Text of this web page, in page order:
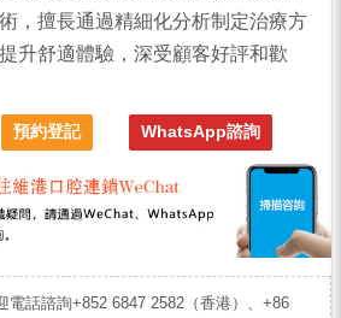
，擅長通過精細化分析制定治療方
升舒適體驗，深受顧客好評和歡
預約登記 WhatsApp諮詢
電話諮詢+852 6847 2582（香港）、+86